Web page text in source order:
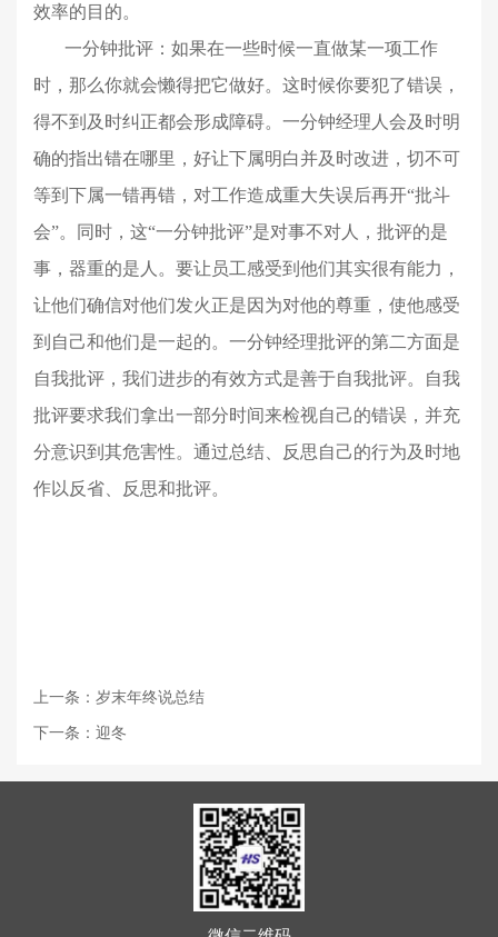
效率的目的。
一分钟批评：如果在一些时候一直做某一项工作
时，那么你就会懒得把它做好。这时候你要犯了错误，
得不到及时纠正都会形成障碍。一分钟经理人会及时明
确的指出错在哪里，好让下属明白并及时改进，切不可
等到下属一错再错，对工作造成重大失误后再开“批斗
会”。
同时，这“一分钟批评”是对事不对人，批评的是
事，器重的是人。要让员工感受到他们其实很有能力，
让他们确信对他们发火正是因为对他的尊重，使他感受
到自己和他们是一起的。一分钟经理批评的第二方面是
自我批评，我们进步的有效方式是善于自我批评。自我
批评要求我们拿出一部分时间来检视自己的错误，并充
分意识到其危害性。通过总结、反思自己的行为及时地
作以反省、反思和批评。
上一条：岁末年终说总结
下一条：迎冬